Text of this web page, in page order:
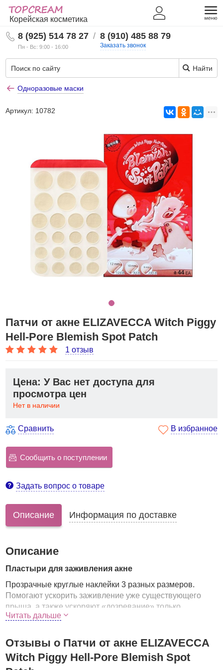
Корейская косметика
8 (925) 514 78 27
Пн - Вс: 9:00 - 16:00
/ 8 (910) 485 88 79
Заказать звонок
Найти
Одноразовые маски
Артикул: 10782
Патчи от акне ELIZAVECCA Witch Piggy
Hell-Pore Blemish Spot Patch
1 отзыв
Цена: У Вас нет доступа для
просмотра цен
Нет в наличии
Сравнить В избранное
Сообщить о поступлении
Задать вопрос о товаре
Описание Информация по доставке
Описание
Пластыри для заживления акне
Прозрачные круглые наклейки 3 разных размеров.
Помогают ускорить заживление уже существующего
прыща, а также ускоряют «дозревание» только
появившегося очага воспаления.
оказывают противовоспалительное и
подсушивающее действие,
Читать дальше
Отзывы о Патчи от акне ELIZAVECCA
Witch Piggy Hell-Pore Blemish Spot